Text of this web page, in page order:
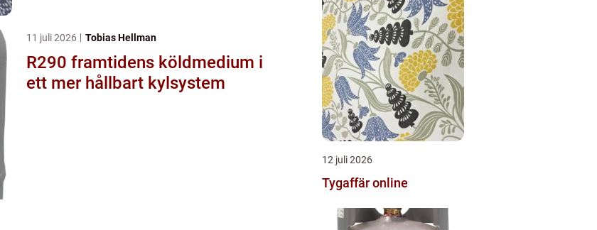
11 juli 2026 Tobias Hellman
R290 framtidens köldmedium i
ett mer hållbart kylsystem
12 juli 2026
Tygaffär online